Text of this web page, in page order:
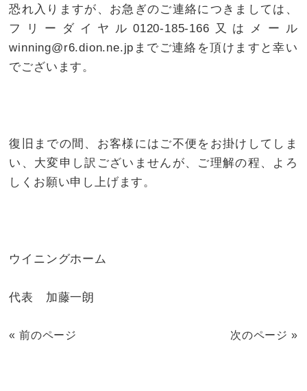
恐れ入りますが、お急ぎのご連絡につきましては、
フリーダイヤル0120-185-166又はメール
winning@r6.dion.ne.jpまでご連絡を頂けますと幸い
でございます。
復旧までの間、お客様にはご不便をお掛けしてしま
い、大変申し訳ございませんが、ご理解の程、よろ
しくお願い申し上げます。
ウイニングホーム
代表 加藤一朗
« 前のページ 次のページ »